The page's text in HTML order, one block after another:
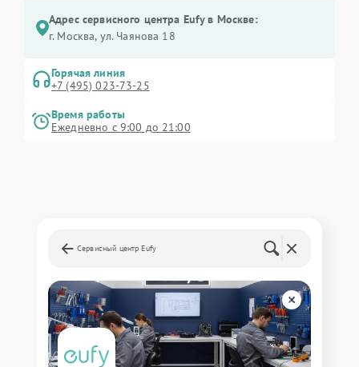
Адрес сервисного центра Eufy в Москве:
г. Москва, ул. Чаянова 18
Горячая линия
+7 (495) 023-73-25
Время работы
Ежедневно с 9:00 до 21:00
Сервисный центр Eufy